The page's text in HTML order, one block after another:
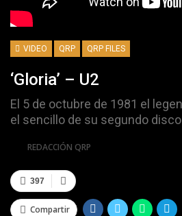
VIDEO QRP QRP FILES
‘Gloria’ – U2
El 5 de octubre de 1981 el
el sencillo de su segundo
REDACCIÓN QRP
397
Compartir